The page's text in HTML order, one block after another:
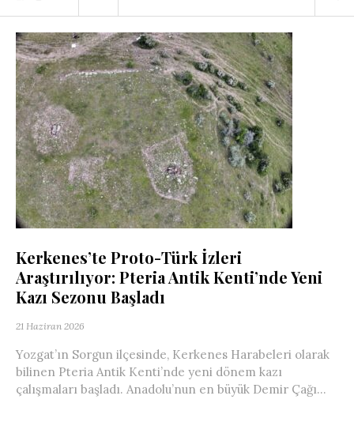
Kerkenes’te Proto-Türk İzleri
Araştırılıyor: Pteria Antik Kenti’nde Yeni
Kazı Sezonu Başladı
21 Haziran 2026
Yozgat’ın Sorgun ilçesinde, Kerkenes Harabeleri olarak
bilinen Pteria Antik Kenti’nde yeni dönem kazı
çalışmaları başladı. Anadolu’nun en büyük Demir Çağı...